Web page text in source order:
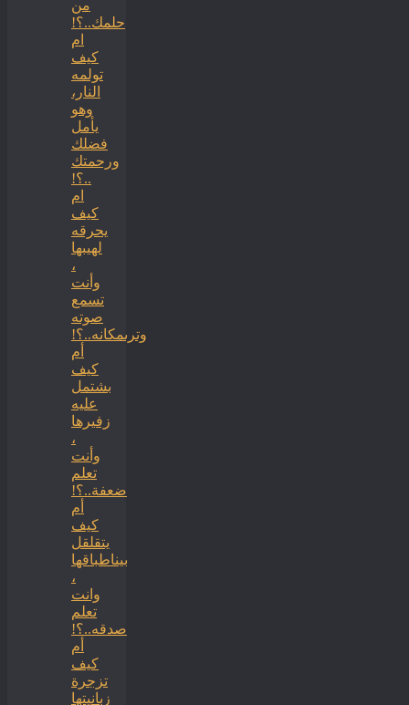
من
حلمك..؟!
ام
كيف
تولمه
النار،
وهو
يأمل
فضلك
ورحمتك
..؟!
ام
كيف
يحرقه
لهيبها
،
وأنت
تسمع
صوته
وترىمكانه..؟!
أم
كيف
بشتمل
عليه
زفيرها
،
وأنت
تعلم
ضعفة..؟!
أم
كيف
يتقلقل
بيناطباقها
،
وانت
تعلم
صدقه..؟!
أم
كيف
تزجرة
زبانيتها